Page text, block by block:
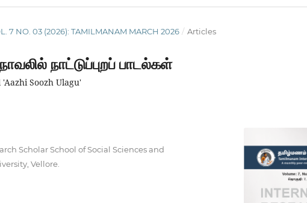
7 NO. 03 (2026): TAMILMANAM MARCH 2026 / Articles
நாட்டுப்புறப் பாடல்கள்
Soozh Ulagu'
Scholar School of Social Sciences and
Vellore.